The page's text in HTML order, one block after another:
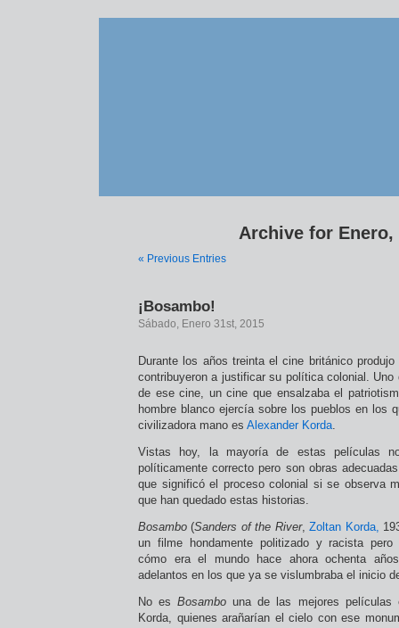
Archive for Enero,
« Previous Entries
¡Bosambo!
Sábado, Enero 31st, 2015
Durante los años treinta el cine británico
contribuyeron a justificar su política colonial. Uno
de ese cine, un cine que ensalzaba el
hombre blanco ejercía sobre los pueblos en los
civilizadora mano es Alexander Korda.
Vistas hoy, la mayoría de estas películas
políticamente correcto pero son obras
que significó el proceso colonial si se observa
que han quedado estas historias.
Bosambo (Sanders of the River,Zoltan Korda,
un filme hondamente politizado y racista pero
cómo era el mundo hace ahora ochenta
adelantos en los que ya se vislumbraba el inicio
No esBosambouna de las mejores películas
Korda, quienes arañarían el cielo con ese